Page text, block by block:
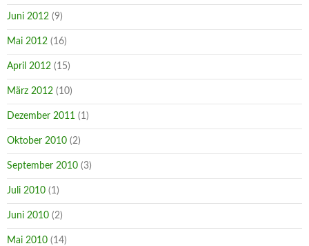
Juni 2012 (9)
Mai 2012 (16)
April 2012 (15)
März 2012 (10)
Dezember 2011 (1)
Oktober 2010 (2)
September 2010 (3)
Juli 2010 (1)
Juni 2010 (2)
Mai 2010 (14)